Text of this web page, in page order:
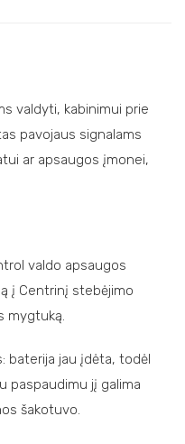
valdyti, kabinimui prie
pavojaus signalams
ar apsaugos įmonei,
valdo apsaugos
į Centrinį stebėjimo
mygtuką.
baterija jau įdėta, todėl
paspaudimu jį galima
šakotuvo.